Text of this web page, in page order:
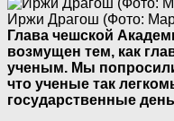
Иржи Драгош (Фото:
Глава чешской
возмущен тем, как
ученым. Мы
что ученые так
государственные